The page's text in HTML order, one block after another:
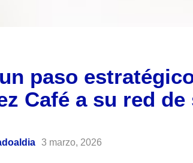
paso
Café a su red
3 marzo, 2026